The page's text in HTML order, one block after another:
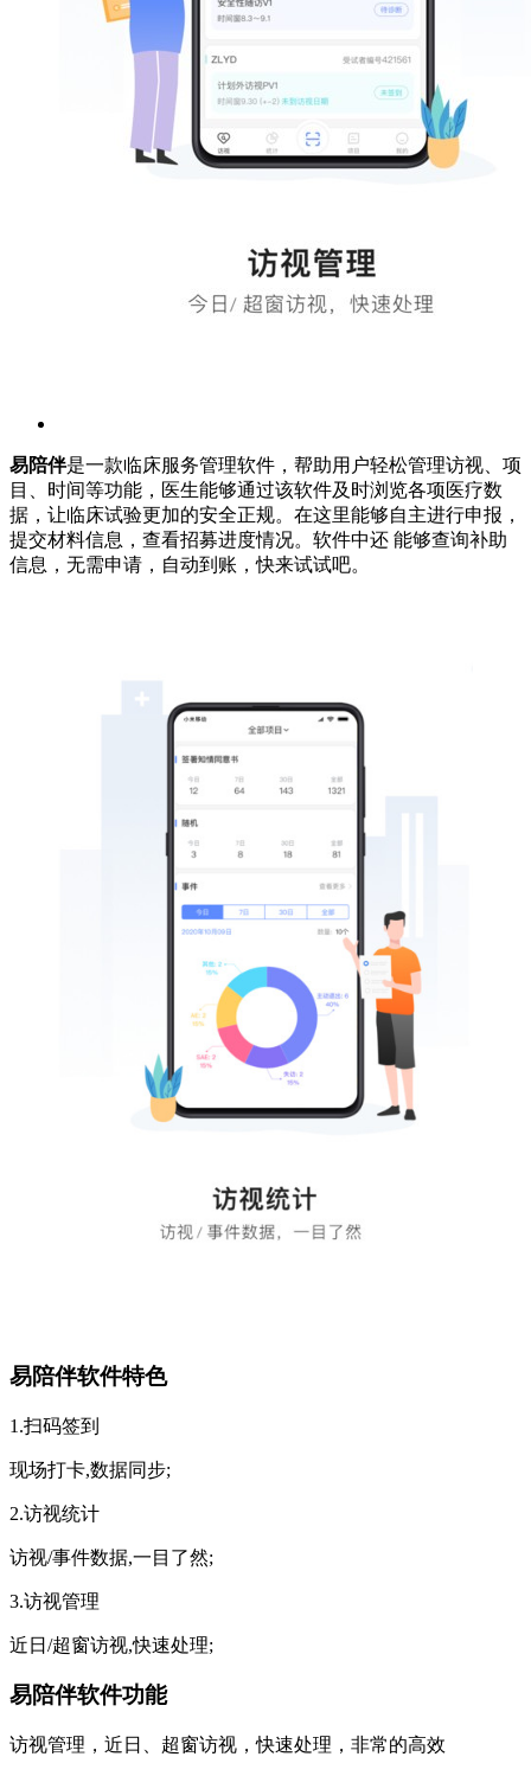
易陪伴是一款临床服务管理软件，帮助用户轻松管理访视、项
目、时间等功能，医生能够通过该软件及时浏览各项医疗数
据，让临床试验更加的安全正规。在这里能够自主进行申报，
提交材料信息，查看招募进度情况。软件中还 能够查询补助
信息，无需申请，自动到账，快来试试吧。
易陪伴软件特色
1.扫码签到
现场打卡,数据同步;
2.访视统计
访视/事件数据,一目了然;
3.访视管理
近日/超窗访视,快速处理;
易陪伴软件功能
访视管理，近日、超窗访视，快速处理，非常的高效